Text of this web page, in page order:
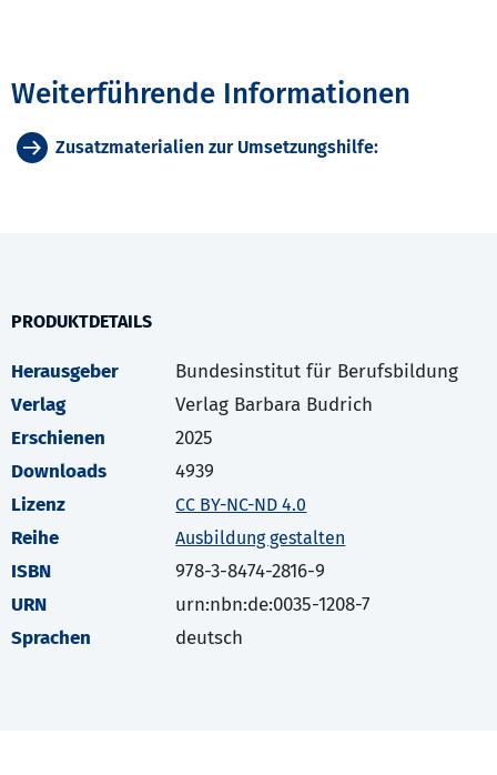
Weiterführende Informationen
Zusatzmaterialien zur Umsetzungshilfe:
PRODUKTDETAILS
Herausgeber
Bundesinstitut für Berufsbildung
Verlag
Verlag Barbara Budrich
Erschienen
2025
Downloads
4939
Lizenz
CC BY-NC-ND 4.0
Reihe Ausbildung gestalten
ISBN
978-3-8474-2816-9
URN
urn:nbn:de:0035-1208-7
Sprachen
deutsch